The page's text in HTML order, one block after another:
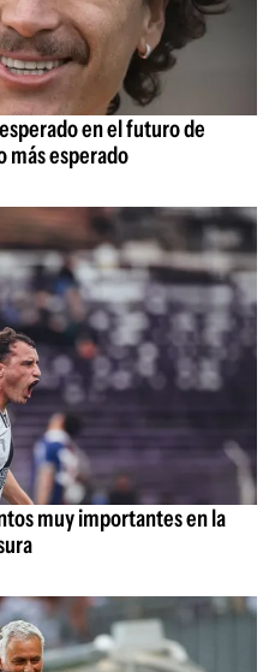
en el futuro de
más esperado
muy importantes en la